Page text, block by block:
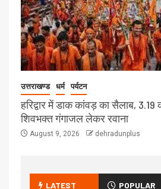
उत्तराखण्ड धर्म पर्यटन
हरिद्वार में डाक कांवड़ का सैलाब,
शिवभक्त गंगाजल लेकर रवाना
August 9, 2026 dehradunplus
LATEST POPULAR